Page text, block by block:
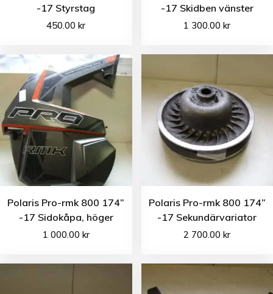
-17 Styrstag
450.00kr
-17 Skidben vänster
1 300.00kr
Polaris Pro-rmk 800 174”
-17 Sidokåpa, höger
1 000.00 kr
Polaris Pro-rmk 800 174”
-17 Sekundärvariator
2 700.00kr